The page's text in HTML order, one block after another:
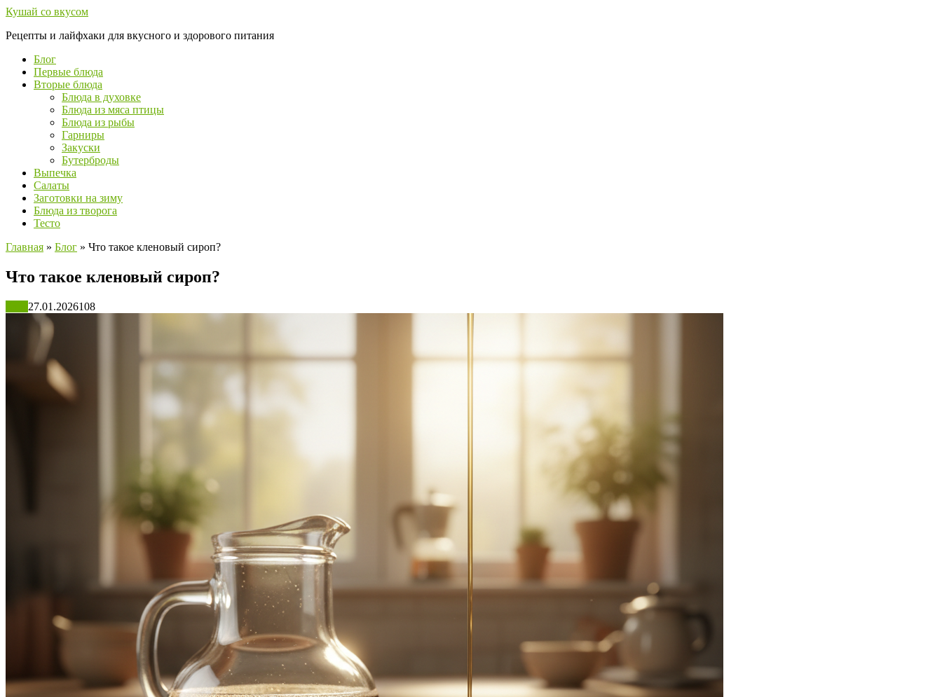
Перейти
контенту
Кушай со вкусом
Рецепты и лайфхаки для вкусного и здорового питания
Блог
Первые блюда
Вторые блюда
Блюда в духовке
Блюда из мяса птицы
Блюда из рыбы
Гарниры
Закуски
Бутерброды
Выпечка
Салаты
Заготовки на зиму
Блюда из творога
Тесто
Главная » Блог » Что такое кленовый сироп?
Что такое кленовый сироп?
27.01.2026108